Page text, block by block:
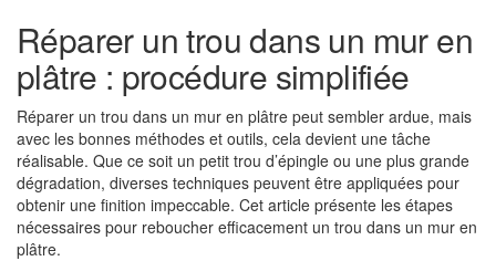
Réparer un trou dans un mur en
plâtre : procédure simplifiée
Réparer un trou dans un mur en plâtre peut sembler ardue, mais
avec les bonnes méthodes et outils, cela devient une tâche
réalisable. Que ce soit un petit trou d’épingle ou une plus grande
dégradation, diverses techniques peuvent être appliquées pour
obtenir une finition impeccable. Cet article présente les étapes
nécessaires pour reboucher efficacement un trou dans un mur en
plâtre.